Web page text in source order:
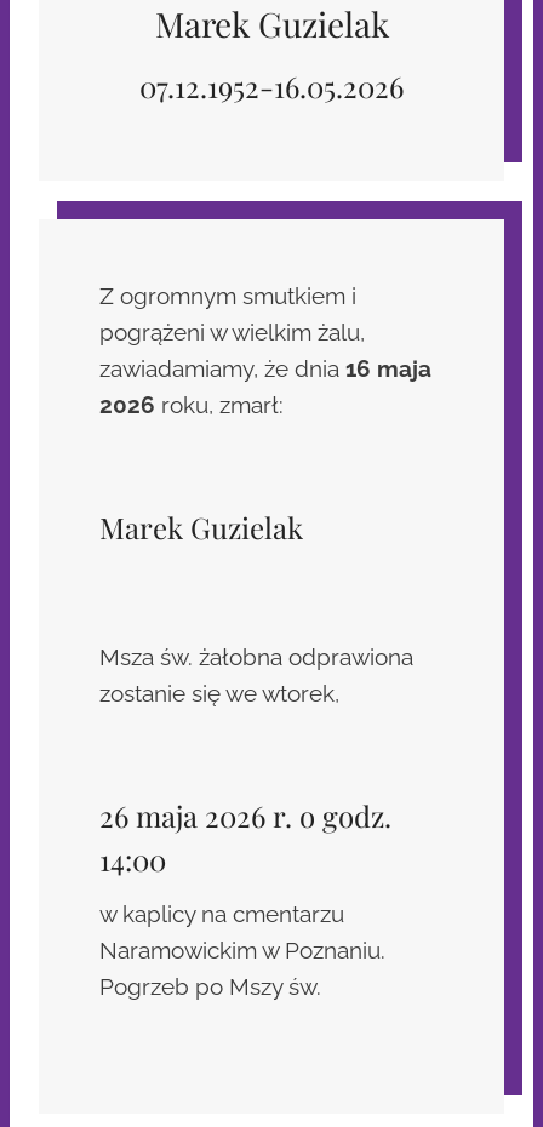
Marek Guzielak
07.12.1952-16.05.2026
Z ogromnym smutkiem i
pogrążeni w wielkim żalu,
zawiadamiamy, że dnia 16 maja
2026 roku, zmarł:
Marek Guzielak
Msza św. żałobna odprawiona
zostanie się we wtorek,
26 maja 2026 r. o godz.
14:00
w kaplicy na cmentarzu
Naramowickim w Poznaniu.
Pogrzeb po Mszy św.